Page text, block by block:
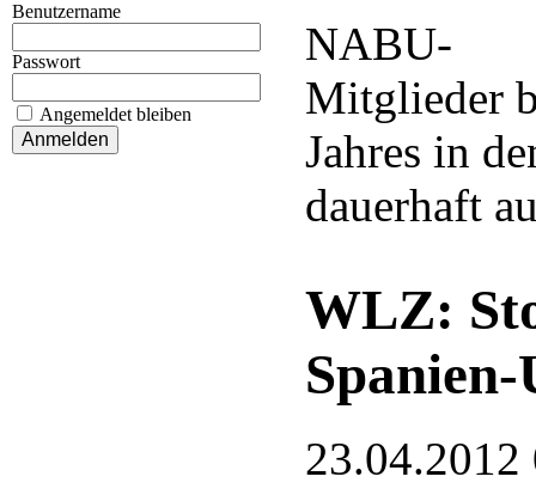
Benutzername
Passwort
Angemeldet bleiben
NABU-
Mitglieder
Jahres in
dauerhaft
WLZ:
23.04.2012